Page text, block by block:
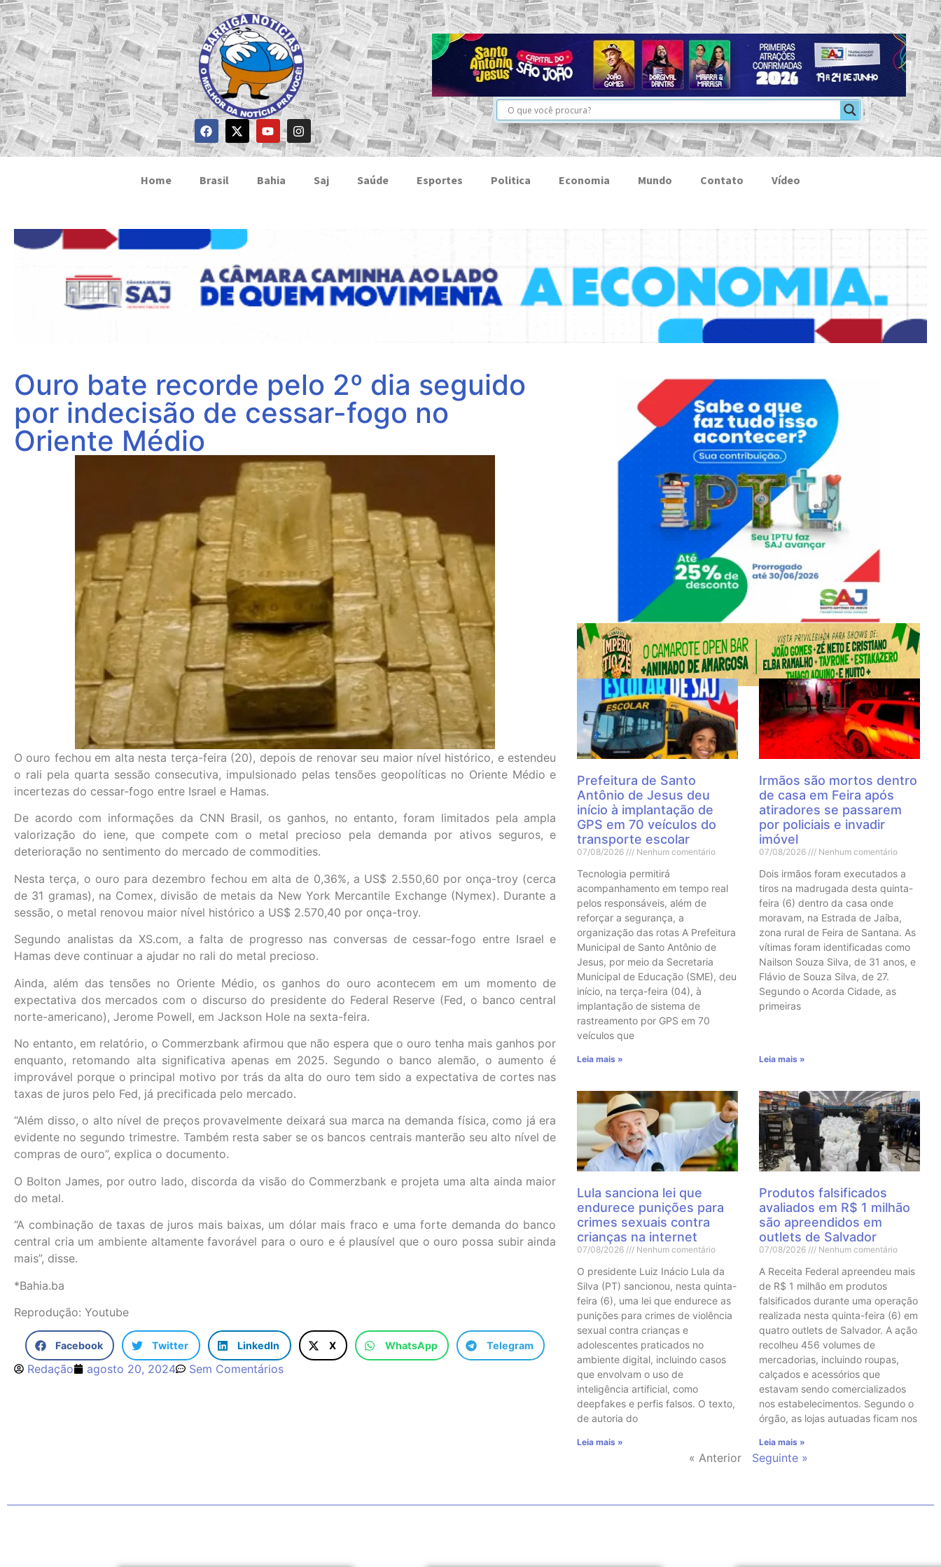
Home Brasil Bahia Saj Saúde Esportes Politica Economia Mundo Contato Vídeo
Ouro bate recorde pelo 2º dia seguido
por indecisão de cessar-fogo no
Oriente Médio
O ouro fechou em alta nesta terça-feira (20), depois de renovar seu maior nível histórico, e estendeu
o rali pela quarta sessão consecutiva, impulsionado pelas tensões geopolíticas no Oriente Médio e
incertezas do cessar-fogo entre Israel e Hamas.
De acordo com informações da CNN Brasil, os ganhos, no entanto, foram limitados pela ampla
valorização do iene, que compete com o metal precioso pela demanda por ativos seguros, e
deterioração no sentimento do mercado de commodities.
Nesta terça, o ouro para dezembro fechou em alta de 0,36%, a US$ 2.550,60 por onça-troy (cerca
de 31 gramas), na Comex, divisão de metais da New York Mercantile Exchange (Nymex). Durante a
sessão, o metal renovou maior nível histórico a US$ 2.570,40 por onça-troy.
Segundo analistas da XS.com, a falta de progresso nas conversas de cessar-fogo entre Israel e
Hamas deve continuar a ajudar no rali do metal precioso.
Ainda, além das tensões no Oriente Médio, os ganhos do ouro acontecem em um momento de
expectativa dos mercados com o discurso do presidente do Federal Reserve (Fed, o banco central
norte-americano), Jerome Powell, em Jackson Hole na sexta-feira.
No entanto, em relatório, o Commerzbank afirmou que não espera que o ouro tenha mais ganhos por
enquanto, retomando alta significativa apenas em 2025. Segundo o banco alemão, o aumento é
improvável porque o principal motivo por trás da alta do ouro tem sido a expectativa de cortes nas
taxas de juros pelo Fed, já precificada pelo mercado.
“Além disso, o alto nível de preços provavelmente deixará sua marca na demanda física, como já era
evidente no segundo trimestre. Também resta saber se os bancos centrais manterão seu alto nível de
compras de ouro”, explica o documento.
O Bolton James, por outro lado, discorda da visão do Commerzbank e projeta uma alta ainda maior
do metal.
“A combinação de taxas de juros mais baixas, um dólar mais fraco e uma forte demanda do banco
central cria um ambiente altamente favorável para o ouro e é plausível que o ouro possa subir ainda
mais”, disse.
*Bahia.ba
Reprodução: Youtube
Facebook Twitter LinkedIn X WhatsApp Telegram
Redação agosto 20, 2024 Sem Comentários
Mais Notícias
Prefeitura de Santo
Antônio de Jesus deu
início à implantação de
GPS em 70 veículos do
transporte escolar
07/08/2026 Nenhum comentário
Tecnologia permitirá
acompanhamento em tempo real
pelos responsáveis, além de
reforçar a segurança, a
organização das rotas A Prefeitura
Municipal de Santo Antônio de
Jesus, por meio da Secretaria
Municipal de Educação (SME), deu
início, na terça-feira (04), à
implantação de sistema de
rastreamento por GPS em 70
veículos que
Leia mais »
Irmãos são mortos dentro
de casa em Feira após
atiradores se passarem
por policiais e invadir
imóvel
07/08/2026 Nenhum comentário
Dois irmãos foram executados a
tiros na madrugada desta quinta-
feira (6) dentro da casa onde
moravam, na Estrada de Jaíba,
zona rural de Feira de Santana. As
vítimas foram identificadas como
Nailson Souza Silva, de 31 anos, e
Flávio de Souza Silva, de 27.
Segundo o Acorda Cidade, as
primeiras
Leia mais »
Lula sanciona lei que
endurece punições para
crimes sexuais contra
crianças na internet
07/08/2026 Nenhum comentário
O presidente Luiz Inácio Lula da
Silva (PT) sancionou, nesta quinta-
feira (6), uma lei que endurece as
punições para crimes de violência
sexual contra crianças e
adolescentes praticados no
ambiente digital, incluindo casos
que envolvam o uso de
inteligência artificial, como
deepfakes e perfis falsos. O texto,
de autoria do
Leia mais »
Produtos falsificados
avaliados em R$ 1 milhão
são apreendidos em
outlets de Salvador
07/08/2026 Nenhum comentário
A Receita Federal apreendeu mais
de R$ 1 milhão em produtos
falsificados durante uma operação
realizada nesta quinta-feira (6) em
quatro outlets de Salvador. A ação
recolheu 456 volumes de
mercadorias, incluindo roupas,
calçados e acessórios que
estavam sendo comercializados
nos estabelecimentos. Segundo o
órgão, as lojas autuadas ficam nos
Leia mais »
« Anterior Seguinte »